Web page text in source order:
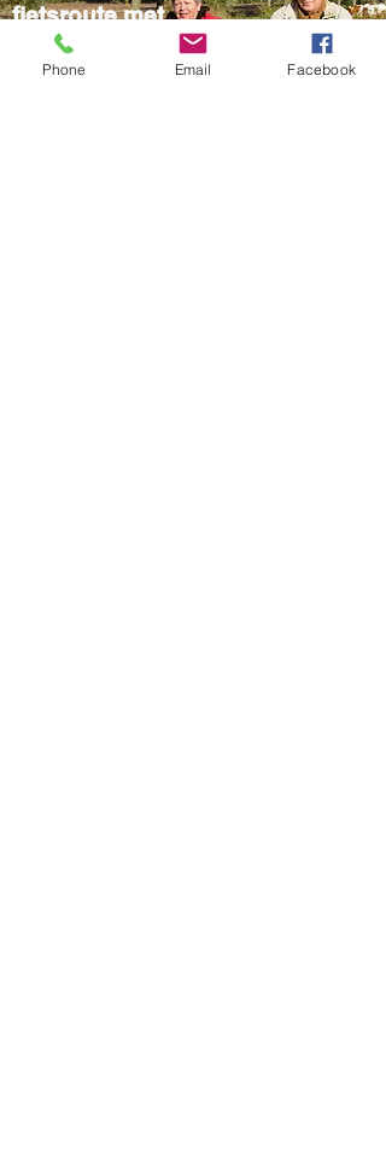
fietsroute met
huur fiets
Phone Email Facebook